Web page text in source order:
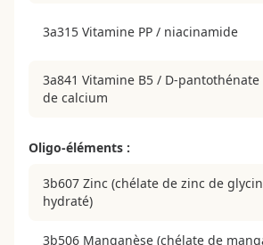
3a315 Vitamine PP / niacinamide
3a841 Vitamine B5 / D-pantothénate
de calcium
Oligo-éléments :
3b607 Zinc (chélate de zinc de
hydraté)
3b506 Manganèse (chélate de